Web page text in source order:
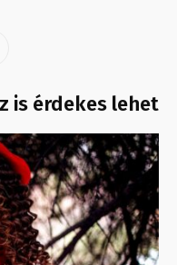
is érdekes lehet